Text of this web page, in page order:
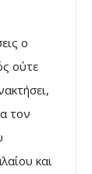
ο
ούτε
τον
και